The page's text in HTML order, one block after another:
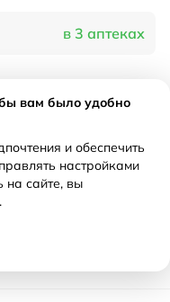
в 3 аптеках
вам было удобно
и обеспечить
настройками
на сайте, вы